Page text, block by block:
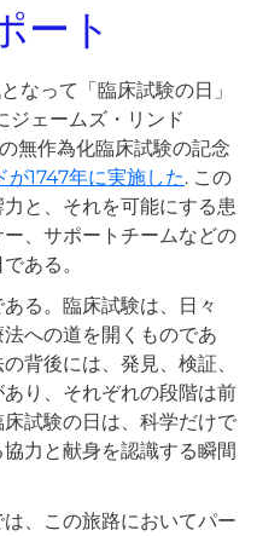
ート
なって「臨床試験の日」
ジェームズ・リンド
無作為化臨床試験の記念
が1747年に実施した. この
と、それを可能にする患
、サポートチームなどの
ある。
る。臨床試験は、日々
への道を開くものであ
背後には、発見、検証、
り、それぞれの段階は前
試験の日は、科学だけで
力と献身を認識する瞬間
、この旅路においてパー